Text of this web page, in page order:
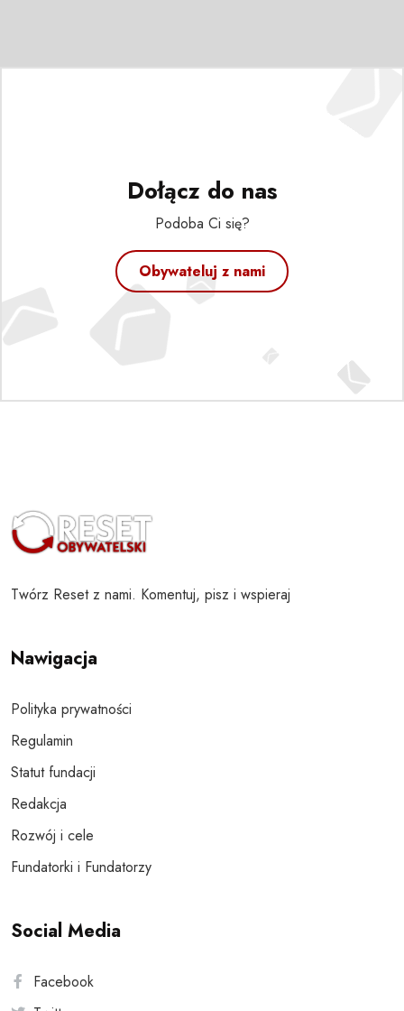
Dołącz do nas
Podoba Ci się?
Obywateluj z nami
Twórz Reset z nami. Komentuj, pisz i wspieraj
Nawigacja
Polityka prywatności
Regulamin
Statut fundacji
Redakcja
Rozwój i cele
Fundatorki i Fundatorzy
Social Media
Facebook